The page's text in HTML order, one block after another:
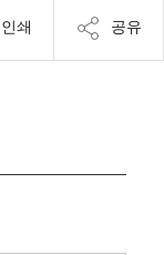
집
안
인쇄 공유